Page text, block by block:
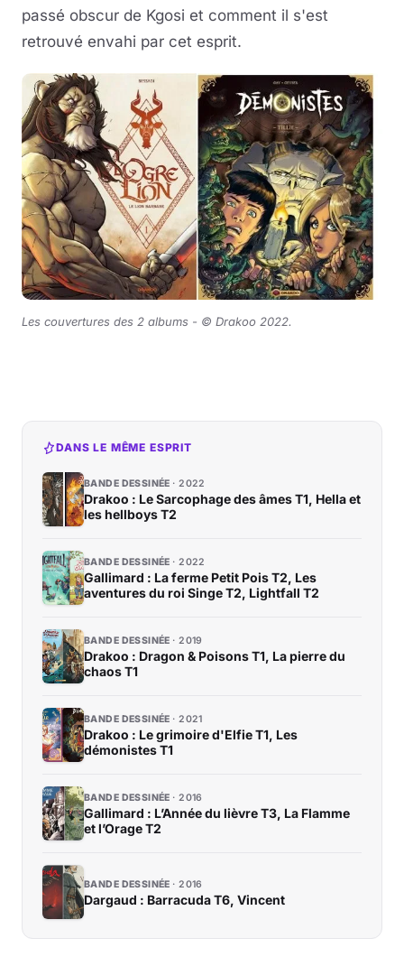
passé obscur de Kgosi et comment il s'est
retrouvé envahi par cet esprit.
Les couvertures des 2 albums - © Drakoo 2022.
DANS LE MÊME ESPRIT
BANDE DESSINÉE 2022
Drakoo : Le Sarcophage des âmes T1, Hella et
les hellboys T2
BANDE DESSINÉE 2022
Gallimard : La ferme Petit Pois T2, Les
aventures du roi Singe T2, Lightfall T2
BANDE DESSINÉE 2019
Drakoo : Dragon & Poisons T1, La pierre du
chaos T1
BANDE DESSINÉE 2021
Drakoo : Le grimoire d'Elfie T1, Les
démonistes T1
BANDE DESSINÉE 2016
Gallimard : L’Année du lièvre T3, La Flamme
et l’Orage T2
BANDE DESSINÉE 2016
Dargaud : Barracuda T6, Vincent